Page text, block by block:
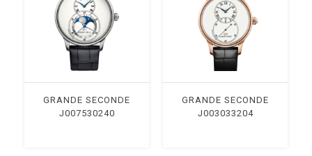
GRANDE SECONDE
J007530240
GRANDE SECONDE
J003033204